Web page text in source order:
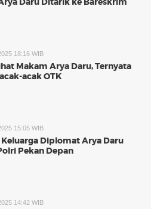
18:16 WIB
Makam Arya Daru, Ternyata
acak OTK
15:05 WIB
Keluarga Diplomat Arya Daru
Pekan Depan
14:42 WIB